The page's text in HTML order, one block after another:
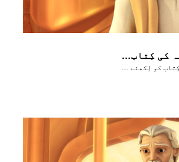
یوُحنَا مُکاشفہ کی کِتاب کو لِکھنے کے بارے میں بتاتا ہے
یوُحنَا مُکاشفہ کی کِتاب کو لِکھنے کے بارے میں بتاتا ہے